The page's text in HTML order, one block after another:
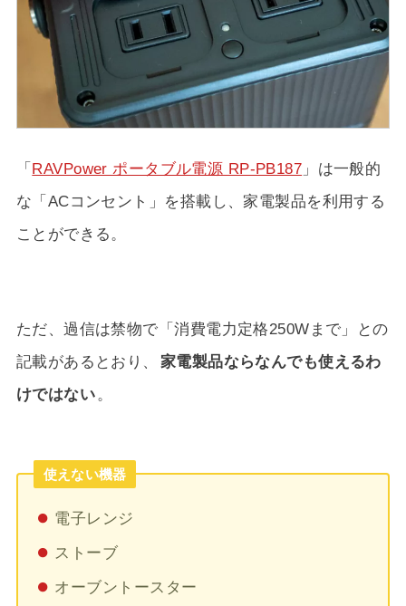
「RAVPower ポータブル電源 RP-PB187 」は一般的
な「ACコンセント」を搭載し、家電製品を利用する
ことができる。
ただ、過信は禁物で「消費電力定格250Wまで」との
記載があるとおり、
家電製品ならなんでも使えるわ
けではない。
使えない機器
電子レンジ
ストーブ
オーブントースター